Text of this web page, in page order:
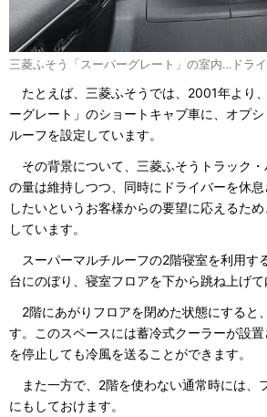
三菱ふそう「スーパーグレート」の室内…ドラ
たとえば、三菱ふそうでは、2001年より
ーグレート」のショートキャブ車に、オプ
ルーフを設定しています。
その背景について、三菱ふそうトラック
の量は維持しつつ、同時にドライバーを休
したいというお客様からの要望に応えるた
しています。
スーパーマルチルーフの2階寝室を利用す
台にのぼり、寝室フロアを下から跳ね上げて
2階にあがりフロアを閉めた状態にすると
す。このスペースには蓄冷式クーラーが設
を停止しても冷風を送ることができます。
また一方で、2階を使わない通常時には、
にもしておけます。